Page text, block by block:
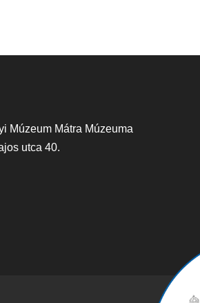
Múzeum Mátra Múzeuma
utca 40.